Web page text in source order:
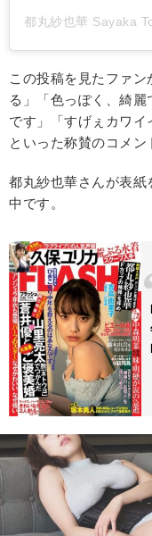
この投稿を見たファ
る」「色っぽく、綺
です」「すげぇカワイ
といった称賛のコメン
都丸紗也華さんが表
中です。